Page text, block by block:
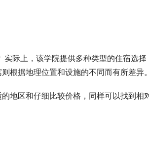
实际上，该学院提供多种类型的住宿选择
根据地理位置和设施的不同而有所差异。
地区和仔细比较价格，同样可以找到相